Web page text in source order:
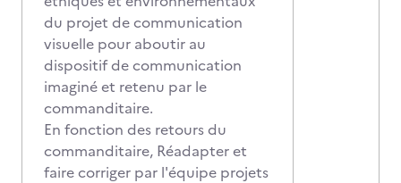
du projet de communication
visuelle pour aboutir au
dispositif de communication
imaginé et retenu par le
commanditaire.
En fonction des retours du
commanditaire, Réadapter et
faire corriger par l'équipe projets